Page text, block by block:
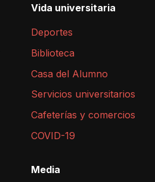
Vida universitaria
Deportes
Biblioteca
Casa del Alumno
Servicios universitarios
Cafeterías y comercios
COVID-19
Media